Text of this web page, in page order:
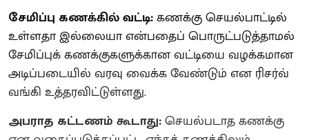
சேமிப்பு கணக்கில் வட்டி:கணக்கு செயல்பாட்டில்
உள்ளதா இல்லையா என்பதைப் பொருட்படுத்தாமல்
சேமிப்புக் கணக்குகளுக்கான வட்டியை வழக்கமான
அடிப்படையில் வரவு வைக்க வேண்டும் என ரிசர்வ்
வங்கி உத்தரவிட்டுள்ளது.
அபராத கட்டணம் கூடாது:செயல்படாத கணக்கு